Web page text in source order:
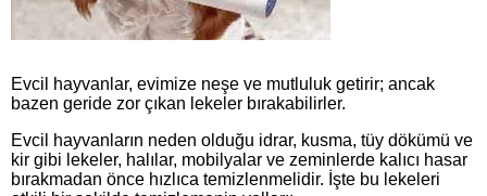
Evcil hayvanlar, evimize neşe ve mutluluk getirir; ancak
bazen geride zor çıkan lekeler bırakabilirler.
Evcil hayvanların neden olduğu idrar, kusma, tüy dökümü ve
kir gibi lekeler, halılar, mobilyalar ve zeminlerde kalıcı hasar
bırakmadan önce hızlıca temizlenmelidir. İşte bu lekeleri